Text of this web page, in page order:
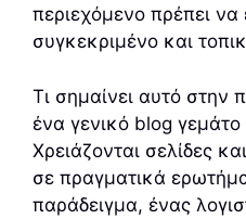
περιεχόμενο πρέπει να
συγκεκριμένο και
Τι σημαίνει αυτό στην
ένα γενικό blog
Χρειάζονται σελίδες
σε πραγματικά
παράδειγμα, ένας